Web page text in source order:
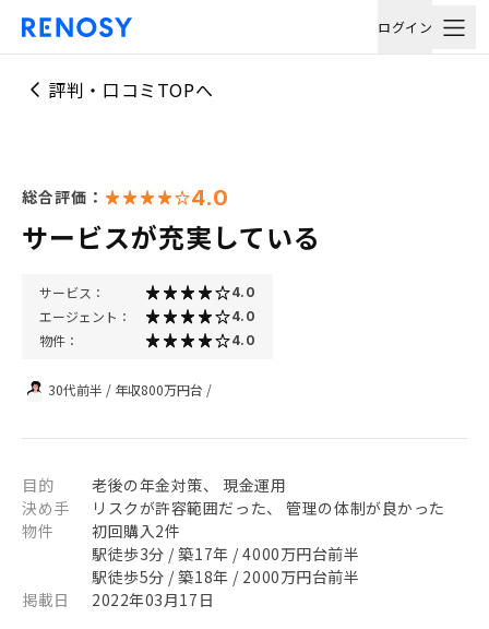
ログイン
評判・口コミTOPへ
総合評価： 4.0
サービスが充実している
サービス： 4.0
エージェント： 4.0
物件： 4.0
30代前半 / 年収800万円台 /
目的
老後の年金対策、 現金運用
決め手
リスクが許容範囲だった、 管理の体制が良かった
物件
初回購入2件
駅徒歩3分 / 築17年 / 4000万円台前半
駅徒歩5分 / 築18年 / 2000万円台前半
掲載日
2022年03月17日